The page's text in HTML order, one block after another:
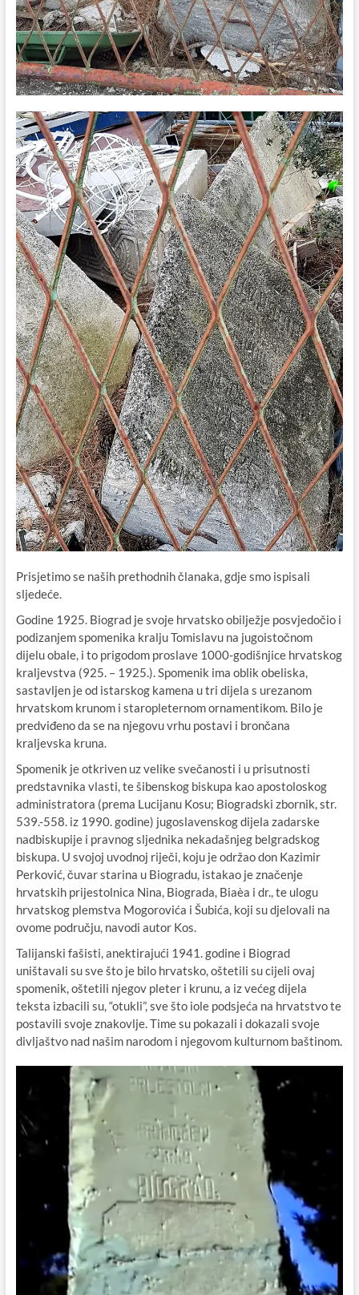
Prisjetimo se naših prethodnih članaka, gdje smo ispisali
sljedeće.
Godine 1925. Biograd je svoje hrvatsko obilježje posvjedočio i
podizanjem spomenika kralju Tomislavu na jugoistočnom
dijelu obale, i to prigodom proslave 1000-godišnjice hrvatskog
kraljevstva (925. – 1925.). Spomenik ima oblik obeliska,
sastavljen je od istarskog kamena u tri dijela s urezanom
hrvatskom krunom i staropleternom ornamentikom. Bilo je
predviđeno da se na njegovu vrhu postavi i brončana
kraljevska kruna.
Spomenik je otkriven uz velike svečanosti i u prisutnosti
predstavnika vlasti, te šibenskog biskupa kao apostoloskog
administratora (prema Lucijanu Kosu; Biogradski zbornik, str.
539.-558. iz 1990. godine) jugoslavenskog dijela zadarske
nadbiskupije i pravnog sljednika nekadašnjeg belgradskog
biskupa. U svojoj uvodnoj riječi, koju je održao don Kazimir
Perković, čuvar starina u Biogradu, istakao je značenje
hrvatskih prijestolnica Nina, Biograda, Biaèa i dr., te ulogu
hrvatskog plemstva Mogorovića i Šubića, koji su djelovali na
ovome području, navodi autor Kos.
Talijanski fašisti, anektirajući 1941. godine i Biograd
uništavali su sve što je bilo hrvatsko, oštetili su cijeli ovaj
spomenik, oštetili njegov pleter i krunu, a iz većeg dijela
teksta izbacili su, “otukli”, sve što iole podsjeća na hrvatstvo te
postavili svoje znakovlje. Time su pokazali i dokazali svoje
divljaštvo nad našim narodom i njegovom kulturnom baštinom.